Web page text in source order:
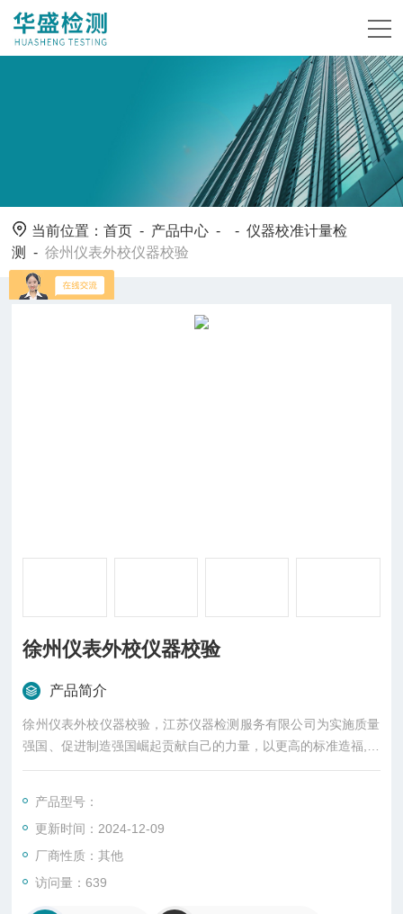
当前位置：首页 - 产品中心 - -仪器校准计量检
测
-徐州仪表外校仪器校验
徐州仪表外校仪器校验
产品简介
徐州仪表外校仪器校验，江苏仪器检测服务有限公司为实施质量
强国、促进制造强国崛起贡献自己的力量，以更高的标准造福,人
类回馈社会!
产品型号：
更新时间：2024-12-09
厂商性质：其他
访问量：639